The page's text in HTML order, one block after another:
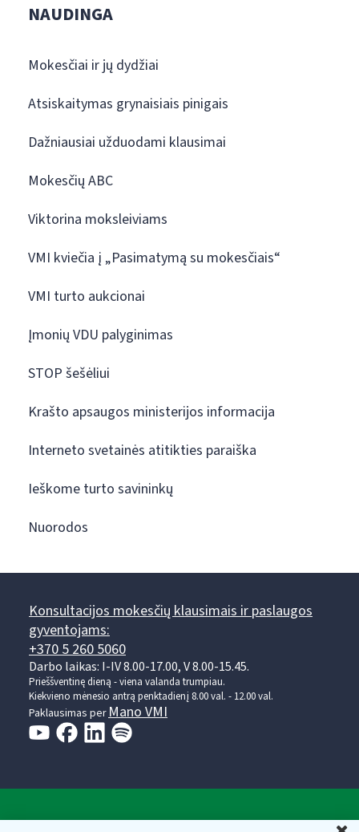
NAUDINGA
Mokesčiai ir jų dydžiai
Atsiskaitymas grynaisiais pinigais
Dažniausiai užduodami klausimai
Mokesčių ABC
Viktorina moksleiviams
VMI kviečia į „Pasimatymą su mokesčiais“
VMI turto aukcionai
Įmonių VDU palyginimas
STOP šešėliui
Krašto apsaugos ministerijos informacija
Interneto svetainės atitikties paraiška
Ieškome turto savininkų
Nuorodos
Konsultacijos mokesčių klausimais ir paslaugos
gyventojams:
+370 5 260 5060
Darbo laikas: I-IV 8.00-17.00, V 8.00-15.45.
Prieššventinę dieną - viena valanda trumpiau.
Kiekvieno mėnesio antrą penktadienį 8.00 val. - 12.00 val.
Paklausimas per Mano VMI